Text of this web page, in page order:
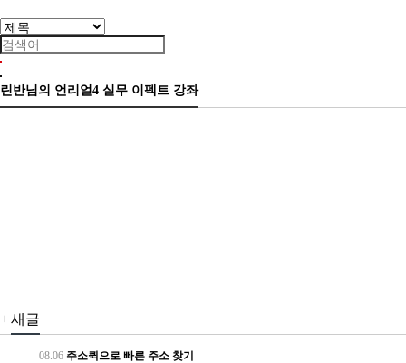
린반님의 언리얼4 실무 이펙트 강좌
+ 새글
08.06 주소퀵으로 빠른 주소 찾기